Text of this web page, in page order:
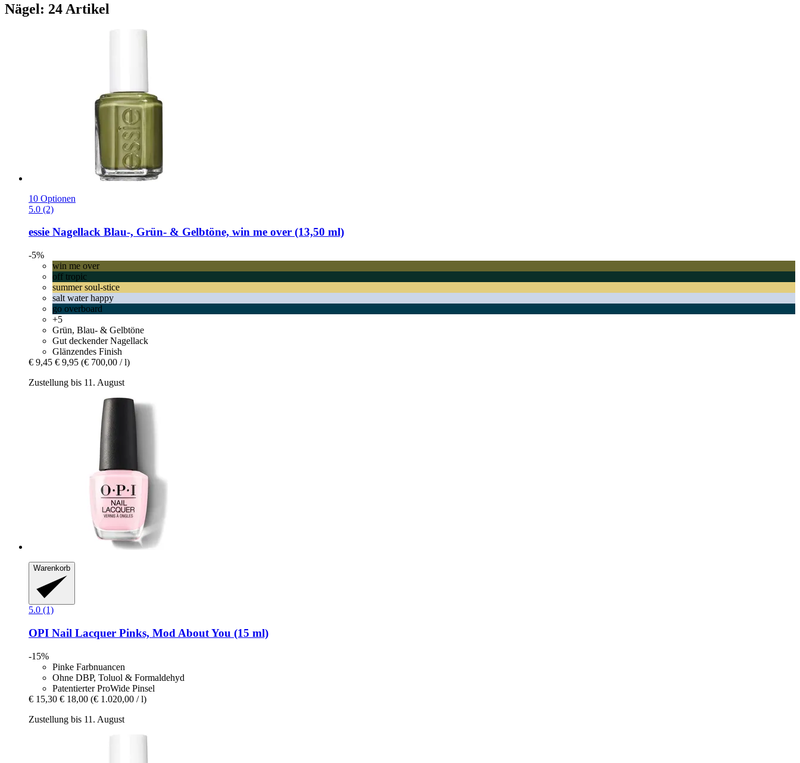
Nägel: 24 Artikel
10 Optionen
5.0 (2)
essie Nagellack Blau-​, Grün-​ & Gelbtöne, win me over (13,50 ml)
-5%
win me over
off tropic
summer soul-stice
salt water happy
go overboard
+5
Grün, Blau- & Gelbtöne
Gut deckender Nagellack
Glänzendes Finish
€ 9,45 € 9,95 (€ 700,00 / l)
Zustellung bis 11. August
Warenkorb
5.0 (1)
OPI Nail Lacquer Pinks, Mod About You (15 ml)
-15%
Pinke Farbnuancen
Ohne DBP, Toluol & Formaldehyd
Patentierter ProWide Pinsel
€ 15,30 € 18,00 (€ 1.020,00 / l)
Zustellung bis 11. August